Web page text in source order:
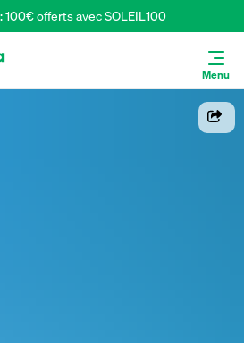
100€ offerts avec SOLEIL100
Menu